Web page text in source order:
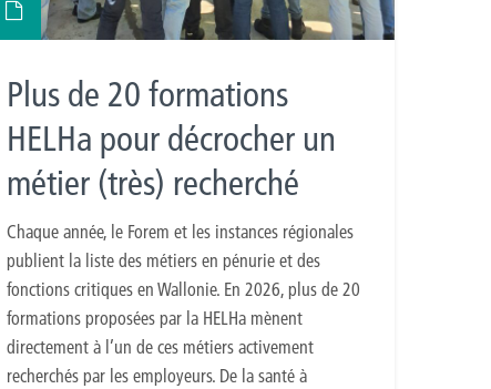
Plus de 20 formations
HELHa pour décrocher un
métier (très) recherché
Chaque année, le Forem et les instances régionales
publient la liste des métiers en pénurie et des
fonctions critiques en Wallonie. En 2026, plus de 20
formations proposées par la HELHa mènent
directement à l’un de ces métiers activement
recherchés par les employeurs. De la santé à